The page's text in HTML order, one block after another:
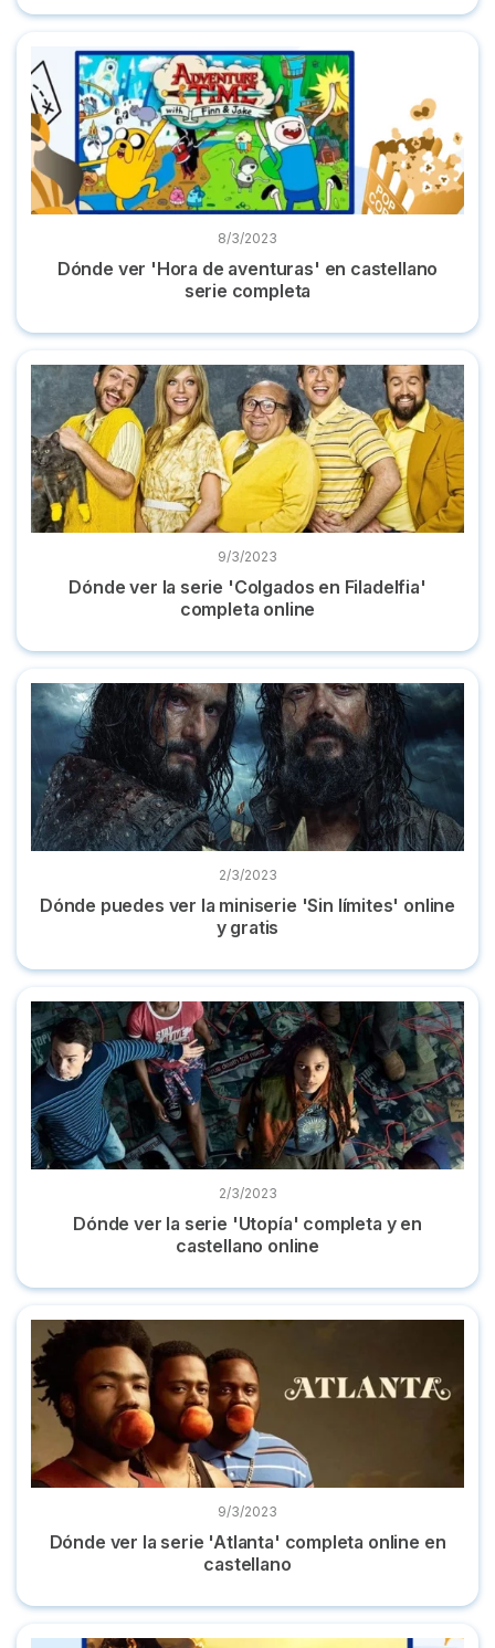
Dónde ver 'Hora de aventuras' en castellano serie completa
8/3/2023
Dónde ver 'Hora de aventuras' en castellano
serie completa
Dónde ver la serie 'Colgados en Filadelfia' completa online
9/3/2023
Dónde ver la serie 'Colgados en Filadelfia'
completa online
Dónde puedes ver la miniserie 'Sin límites' online y gratis
2/3/2023
Dónde puedes ver la miniserie 'Sin límites' online
y gratis
Dónde ver la serie 'Utopía' completa y en castellano online
2/3/2023
Dónde ver la serie 'Utopía' completa y en
castellano online
Dónde ver la serie 'Atlanta' completa online en castellano
9/3/2023
Dónde ver la serie 'Atlanta' completa online en
castellano
Dónde ver ‘Under the banner of Heaven’ online en español